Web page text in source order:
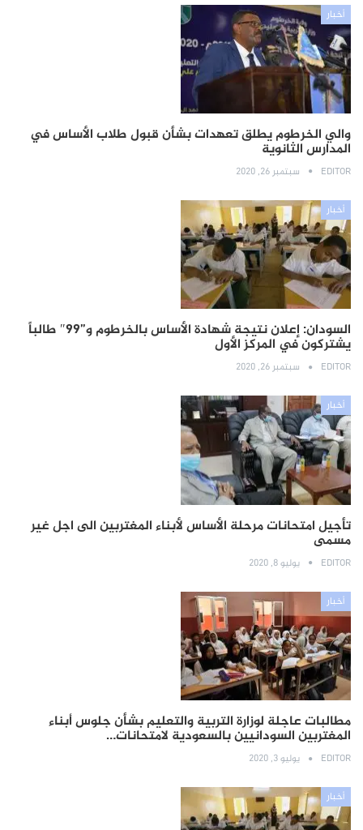
أخبار
والي الخرطوم يطلق تعهدات بشأن قبول طلاب الأساس في
المدارس الثانوية
EDITOR سبتمبر 26, 2020
أخبار
السودان: إعلان نتيجة شهادة الأساس بالخرطوم و”99″ طالباً
يشتركون في المركز الأول
EDITOR سبتمبر 26, 2020
أخبار
تأجيل امتحانات مرحلة الأساس لأبناء المغتربين الى اجل غير
مسمى
EDITOR يوليو 8, 2020
أخبار
مطالبات عاجلة لوزارة التربية والتعليم بشأن جلوس أبناء
المغتربين السودانيين بالسعودية لامتحانات…
EDITOR يوليو 3, 2020
أخبار